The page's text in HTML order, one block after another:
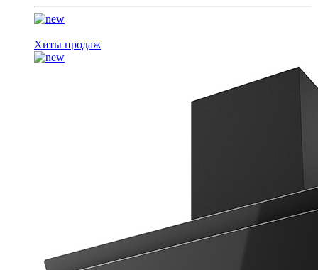
Хиты продаж